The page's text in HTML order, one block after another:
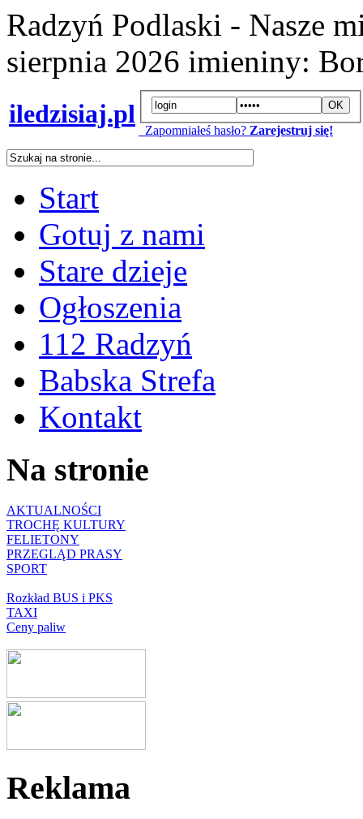
Radzyń Podlaski - Nasze
sierpnia 2026 imieniny:
iledzisiaj.pl
Zapomniałeś hasło? Zarejestruj się!
Start
Gotuj z nami
Stare dzieje
Ogłoszenia
112 Radzyń
Babska Strefa
Kontakt
Na stronie
AKTUALNOŚCI
TROCHĘ KULTURY
FELIETONY
PRZEGLĄD PRASY
SPORT
Rozkład BUS i PKS
TAXI
Ceny paliw
Reklama